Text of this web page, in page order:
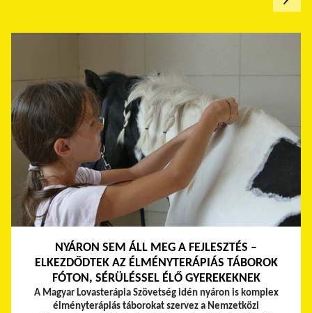
NYÁRON SEM ÁLL MEG A FEJLESZTÉS –
ELKEZDŐDTEK AZ ÉLMÉNYTERÁPIÁS TÁBOROK
FÓTON, SÉRÜLÉSSEL ÉLŐ GYEREKEKNEK
A Magyar Lovasterápia Szövetség idén nyáron is komplex
élményterápiás táborokat szervez a Nemzetközi